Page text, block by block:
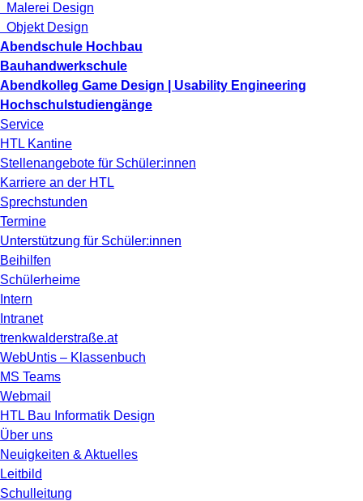
Malerei Design
Objekt Design
Abendschule Hochbau
Bauhandwerkschule
Abendkolleg Game Design | Usability Engineering
Hochschulstudiengänge
Service
HTL Kantine
Stellenangebote für Schüler:innen
Karriere an der HTL
Sprechstunden
Termine
Unterstützung für Schüler:innen
Beihilfen
Schülerheime
Intern
Intranet
trenkwalderstraße.at
WebUntis – Klassenbuch
MS Teams
Webmail
HTL Bau Informatik Design
Über uns
Neuigkeiten & Aktuelles
Leitbild
Schulleitung